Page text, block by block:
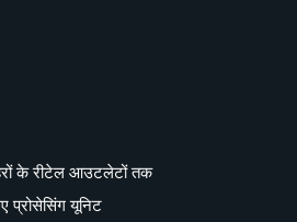
के रीटेल आउटलेटों तक
प्रोसेसिंग यूनिट